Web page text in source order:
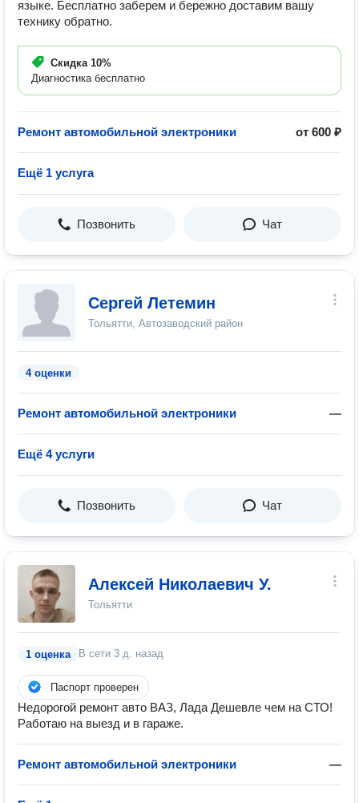
языке. Бесплатно заберем и бережно доставим вашу
технику обратно.
Скидка 10%
Диагностика бесплатно
Ремонт автомобильной электроники от 600 ₽
Ещё 1 услуга
Позвонить Чат
Сергей Летемин
Тольятти, Автозаводский район
4 оценки
Ремонт автомобильной электроники —
Ещё 4 услуги
Позвонить Чат
Алексей Николаевич У.
Тольятти
1 оценка В сети 3 д. назад
Паспорт проверен
Hедopoгой рeмонт авто ВAЗ, Лада Дешевле чем на СТО!
Работаю на выезд и в гараже.
Ремонт автомобильной электроники —